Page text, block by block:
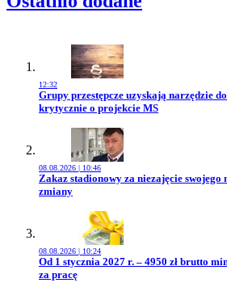
12:32
Przejdź do artykułu:
Grupy przestępcze uzyskają narzędzie
krytycznie o projekcie MS
08.08.2026 | 10:46
Przejdź do artykułu:
Zakaz stadionowy za niezajęcie
zmiany
08.08.2026 | 10:24
Przejdź do artykułu:
Od 1 stycznia 2027 r. – 4950 zł brutto
za pracę